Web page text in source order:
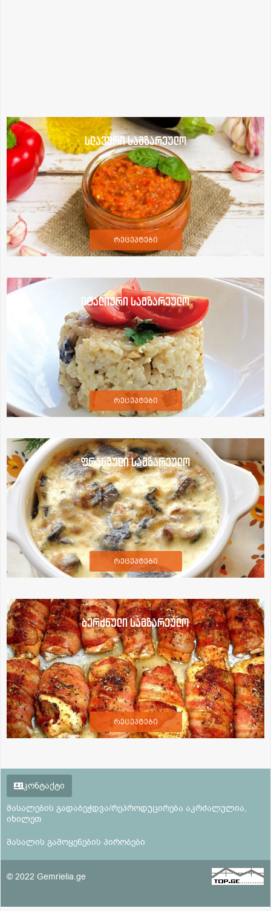
სლავური სამზარეულო
რეცეპტები
იტალიური სამზარეულო
რეცეპტები
ფრანგული სამზარეულო
რეცეპტები
ბერძნული სამზარეულო
რეცეპტები
კონტაქტი
მასალების გადაბეჭდვა/რეპროდუცირება აკრძალულია,
იხილეთ
მასალის გამოყენების პირობები
© 2022 Gemrielia.ge